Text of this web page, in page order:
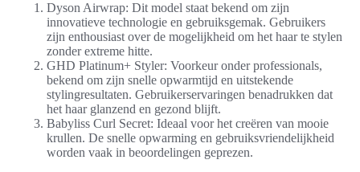
Dyson Airwrap: Dit model staat bekend om zijn
innovatieve technologie en gebruiksgemak. Gebruikers
zijn enthousiast over de mogelijkheid om het haar te stylen
zonder extreme hitte.
GHD Platinum+ Styler: Voorkeur onder professionals,
bekend om zijn snelle opwarmtijd en uitstekende
stylingresultaten. Gebruikerservaringen benadrukken dat
het haar glanzend en gezond blijft.
Babyliss Curl Secret: Ideaal voor het creëren van mooie
krullen. De snelle opwarming en gebruiksvriendelijkheid
worden vaak in beoordelingen geprezen.